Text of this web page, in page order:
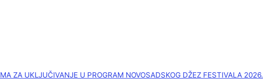
ZA UKLJUČIVANJE U PROGRAM NOVOSADSKOG DŽEZ FESTIVALA 2026.